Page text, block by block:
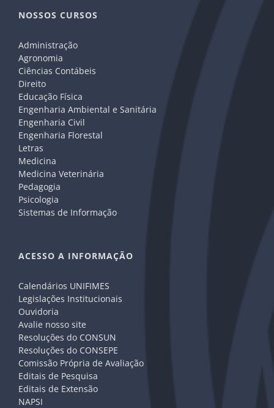
NOSSOS CURSOS
Administração
Agronomia
Ciências Contábeis
Direito
Educação Física
Engenharia Ambiental e Sanitária
Engenharia Civil
Engenharia Florestal
Letras
Medicina
Medicina Veterinária
Pedagogia
Psicologia
Sistemas de Informação
ACESSO A INFORMAÇÃO
Calendários UNIFIMES
Legislações Institucionais
Ouvidoria
Avalie nosso site
Resoluções do CONSUN
Resoluções do CONSEPE
Comissão Própria de Avaliação
Editais de Pesquisa
Editais de Extensão
NAPSI